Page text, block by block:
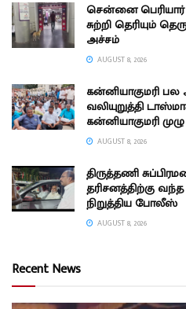
சென்னை பெரியார்
சுற்றி தெரியும்
அச்சம்
AUGUST 8, 2026
கன்னியாகுமரி
வலியுறுத்தி
கன்னியாகுமரி
AUGUST 8, 2026
திருத்தணி
தரிசனத்திற்கு
நிறுத்திய போலீஸ்
AUGUST 8, 2026
Recent News